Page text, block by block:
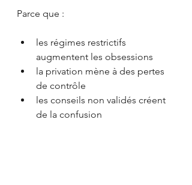
Parce que :
les régimes restrictifs
augmentent les obsessions
la privation mène à des pertes
de contrôle
les conseils non validés créent
de la confusion